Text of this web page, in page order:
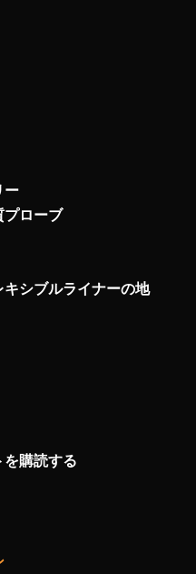
ー
プローブ
シブルライナーの地
を購読する